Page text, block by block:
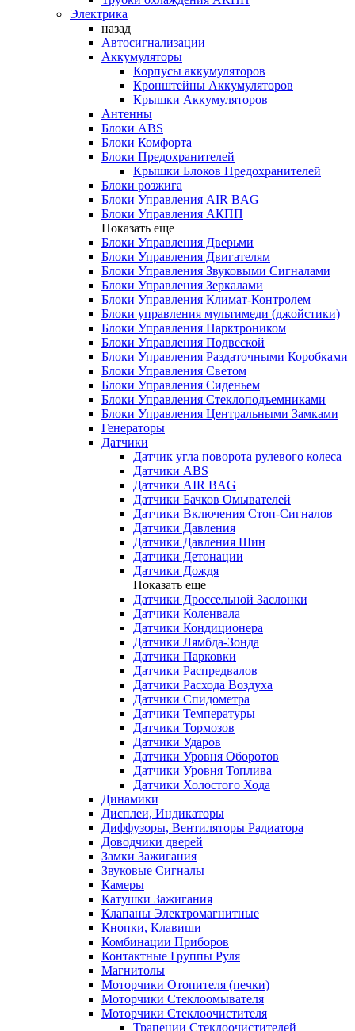
Электрика
назад
Автосигнализации
Аккумуляторы
Корпусы аккумуляторов
Кронштейны Аккумуляторов
Крышки Аккумуляторов
Антенны
Блоки ABS
Блоки Комфорта
Блоки Предохранителей
Крышки Блоков Предохранителей
Блоки розжига
Блоки Управления AIR BAG
Блоки Управления АКПП
Показать еще
Блоки Управления Дверьми
Блоки Управления Двигателям
Блоки Управления Звуковыми Сигналами
Блоки Управления Зеркалами
Блоки Управления Климат-Контролем
Блоки управления мультимеди (джойстики)
Блоки Управления Парктроником
Блоки Управления Подвеской
Блоки Управления Раздаточными Коробками
Блоки Управления Светом
Блоки Управления Сиденьем
Блоки Управления Стеклоподъемниками
Блоки Управления Центральными Замками
Генераторы
Датчики
Датчик угла поворота рулевого колеса
Датчики ABS
Датчики AIR BAG
Датчики Бачков Омывателей
Датчики Включения Стоп-Сигналов
Датчики Давления
Датчики Давления Шин
Датчики Детонации
Датчики Дождя
Показать еще
Датчики Дроссельной Заслонки
Датчики Коленвала
Датчики Кондиционера
Датчики Лямбда-Зонда
Датчики Парковки
Датчики Распредвалов
Датчики Расхода Воздуха
Датчики Спидометра
Датчики Температуры
Датчики Тормозов
Датчики Ударов
Датчики Уровня Оборотов
Датчики Уровня Топлива
Датчики Холостого Хода
Динамики
Дисплеи, Индикаторы
Диффузоры, Вентиляторы Радиатора
Доводчики дверей
Замки Зажигания
Звуковые Сигналы
Камеры
Катушки Зажигания
Клапаны Электромагнитные
Кнопки, Клавиши
Комбинации Приборов
Контактные Группы Руля
Магнитолы
Моторчики Отопителя (печки)
Моторчики Стеклоомывателя
Моторчики Стеклоочистителя
Трапеции Стеклоочистителей